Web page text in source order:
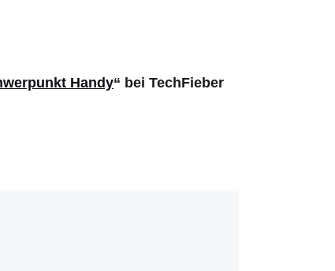
Handy“ bei TechFieber